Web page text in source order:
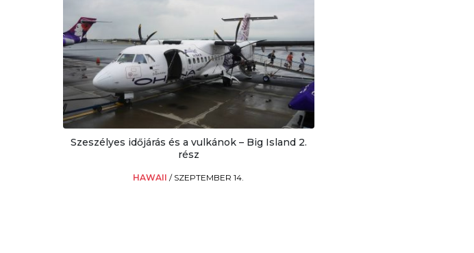
Szeszélyes időjárás és a vulkánok – Big Island 2.
rész
HAWAII/ SZEPTEMBER 14.